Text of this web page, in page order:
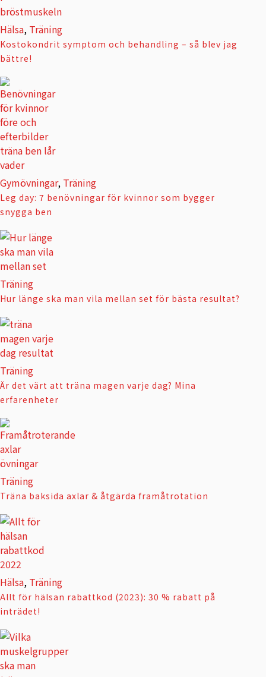
Hälsa, Träning
Kostokondrit symptom och behandling – så blev jag
bättre!
Gymövningar, Träning
Leg day: 7 benövningar för kvinnor som bygger
snygga ben
Träning
Hur länge ska man vila mellan set för bästa resultat?
Träning
Är det värt att träna magen varje dag? Mina
erfarenheter
Träning
Träna baksida axlar & åtgärda framåtrotation
Hälsa, Träning
Allt för hälsan rabattkod (2023): 30 % rabatt på
inträdet!